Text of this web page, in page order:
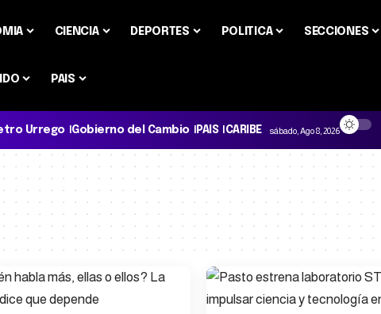
CIENCIA DEPORTES POLITICA SECCIONES
PAIS
Urrego Gobierno del Cambio PAIS CARIBE sábado, Ago 8, 2026